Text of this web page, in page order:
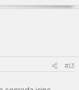
#13